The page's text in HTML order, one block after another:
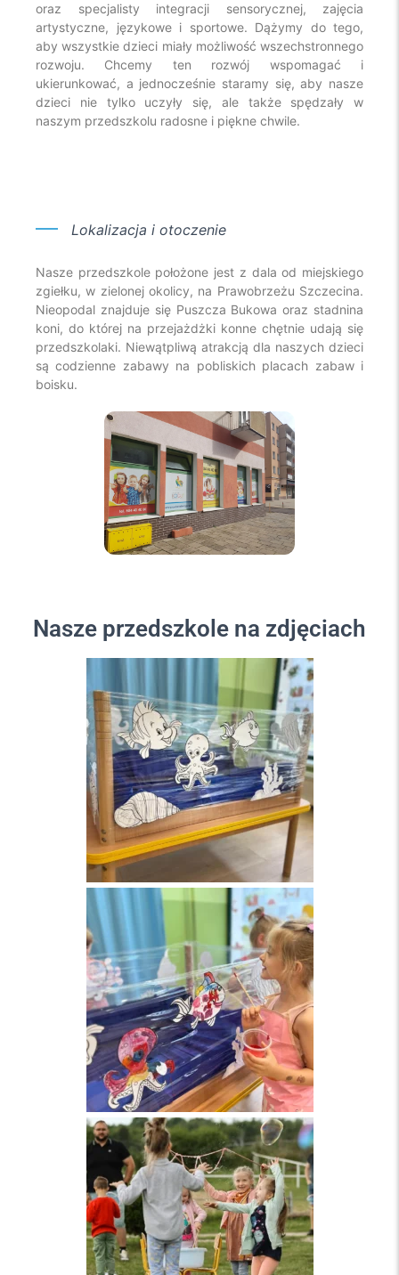
oraz specjalisty integracji sensorycznej, zajęcia
artystyczne, językowe i sportowe. Dążymy do tego,
aby wszystkie dzieci miały możliwość wszechstronnego
rozwoju. Chcemy ten rozwój wspomagać i
ukierunkować, a jednocześnie staramy się, aby nasze
dzieci nie tylko uczyły się, ale także spędzały w
naszym przedszkolu radosne i piękne chwile.
Lokalizacja i otoczenie
Nasze przedszkole położone jest z dala od miejskiego
zgiełku, w zielonej okolicy, na Prawobrzeżu Szczecina.
Nieopodal znajduje się Puszcza Bukowa oraz stadnina
koni, do której na przejażdżki konne chętnie udają się
przedszkolaki. Niewątpliwą atrakcją dla naszych dzieci
są codzienne zabawy na pobliskich placach zabaw i
boisku.
Nasze przedszkole na zdjęciach